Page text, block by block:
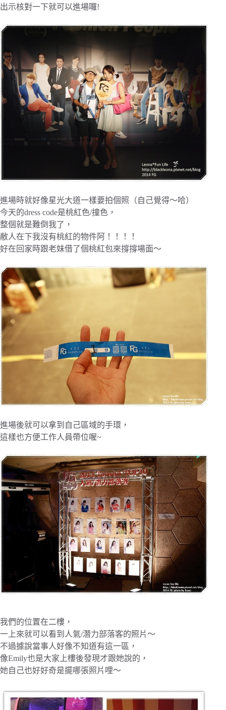
出示核對一下就可以進場囉!
進場時就好像星光大道一樣要拍個照（自己覺得～哈）
今天的dress code是桃紅色/撞色，
整個就是難倒我了，
敝人在下我沒有桃紅的物件阿！！！！
好在回家時跟老妹借了個桃紅包來撐撐場面～
進場後就可以拿到自己區域的手環，
這樣也方便工作人員帶位喔~
我們的位置在二樓，
一上來就可以看到人氣/潛力部落客的照片～
不過據說當事人好像不知道有這一區，
像Emily也是大家上樓後發現才跟她說的，
她自己也好好奇是擺哪張照片哩～